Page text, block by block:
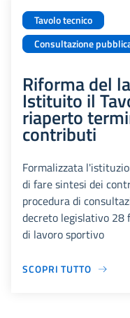
Tavolo tecnico
Consultazione
Riforma del
Istituito il
riaperto
contributi
Formalizzata
di fare sintesi dei
procedura di
decreto legislativo 28
di lavoro sportivo
SCOPRI TUTTO